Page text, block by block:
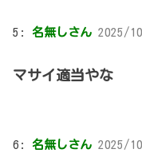
5: 名無しさん 2025/
マサイ適当やな
6: 名無しさん 2025/